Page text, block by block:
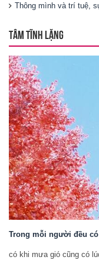
Thông mình và trí tuệ,
TÂM TĨNH LẶNG
Trong mỗi người đều
có khi mưa gió cũng có